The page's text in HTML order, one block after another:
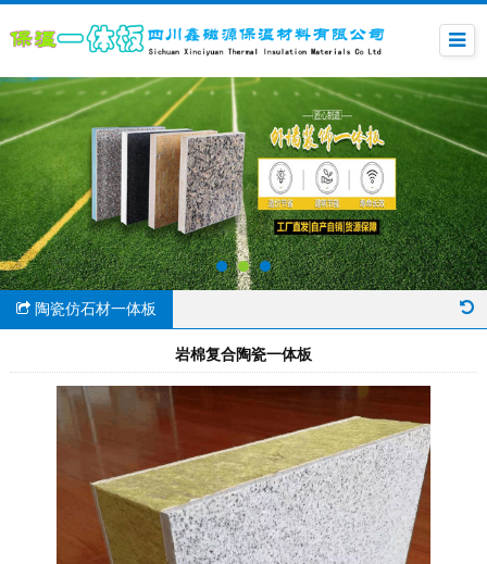
陶瓷仿石材一体板
岩棉复合陶瓷一体板